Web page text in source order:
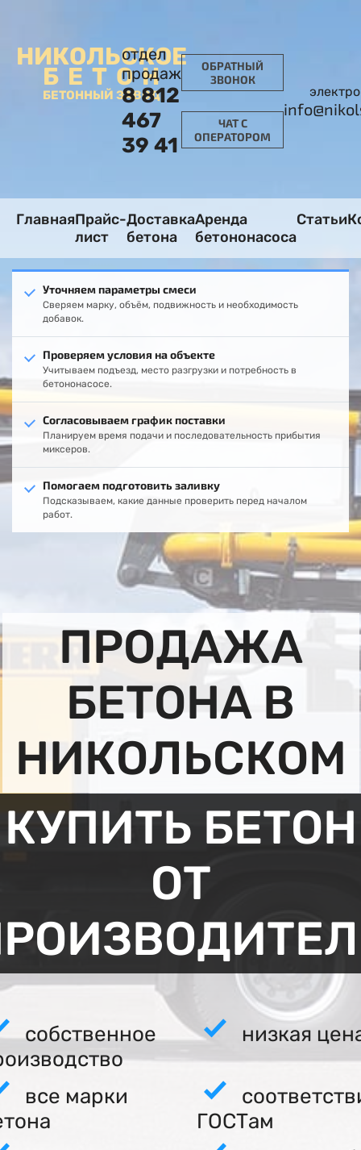
НИКОЛЬСКОЕ
БЕТОН
БЕТОННЫЙ ЗАВОД
отдел
продаж
8 812
467
39 41
ОБРАТНЫЙ
ЗВОНОК
ЧАТ С
ОПЕРАТОРОМ
ГлавнаяПрайс-
лист
Доставка
бетона
Аренда
бетононасоса
Статьи
Уточняем параметры смеси
Сверяем марку, объём, подвижность и необходимость
добавок.
Проверяем условия на объекте
Учитываем подъезд, место разгрузки и потребность в
бетононасосе.
Согласовываем график поставки
Планируем время подачи и последовательность прибытия
миксеров.
Помогаем подготовить заливку
Подсказываем, какие данные проверить перед началом
работ.
ПРОДАЖА
БЕТОНА В
НИКОЛЬСКОМ
КУПИТЬ БЕТОН
ОТ
собственное
низкая
все марки
ГОСТам